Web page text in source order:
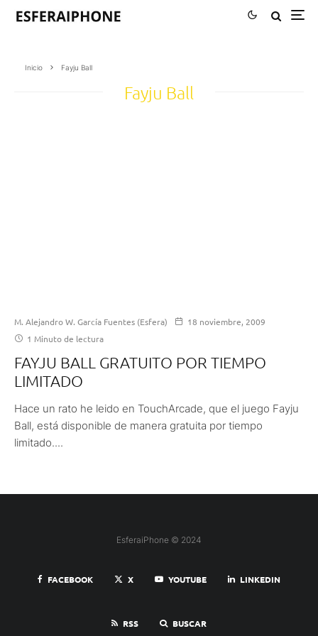
Inicio Fayju Ball
Fayju Ball
M. Alejandro W. García Fuentes (Esfera)
18 noviembre, 2009
1 Minuto de lectura
FAYJU BALL GRATUITO POR TIEMPO
LIMITADO
Hace un rato he leido en TouchArcade, que el juego Fayju
Ball, está disponible de manera gratuita por tiempo
limitado....
EsferaiPhone © 2024
FACEBOOK X YOUTUBE LINKEDIN
RSS BUSCAR